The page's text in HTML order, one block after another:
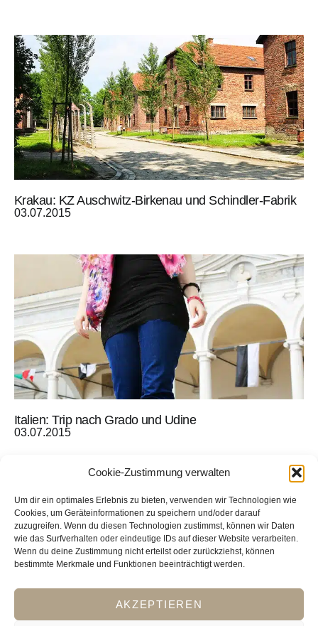
Cookie-Zustimmung verwalten
Um dir ein optimales Erlebnis zu bieten, verwenden wir Technologien wie
Cookies, um Geräteinformationen zu speichern und/oder darauf
zuzugreifen. Wenn du diesen Technologien zustimmst, können wir Daten
wie das Surfverhalten oder eindeutige IDs auf dieser Website verarbeiten.
Wenn du deine Zustimmung nicht erteilst oder zurückziehst, können
bestimmte Merkmale und Funktionen beeinträchtigt werden.
AKZEPTIEREN
Krakau: KZ Auschwitz-Birkenau und Schindler-Fabrik
03.07.2015
Italien: Trip nach Grado und Udine
03.07.2015
Impressum Datenschutz